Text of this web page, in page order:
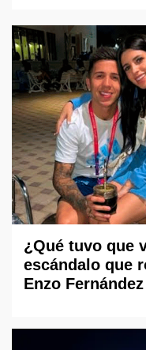
¿Qué tuvo que
escándalo que
Enzo